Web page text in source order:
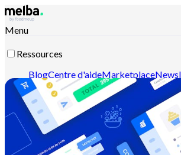
Menu
Ressources
BlogCentre d'aideMarketplace
intelligentDocumentation API
Contactez-nousDécouvrir melba